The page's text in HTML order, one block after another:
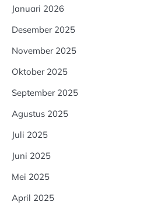
Januari 2026
Desember 2025
November 2025
Oktober 2025
September 2025
Agustus 2025
Juli 2025
Juni 2025
Mei 2025
April 2025